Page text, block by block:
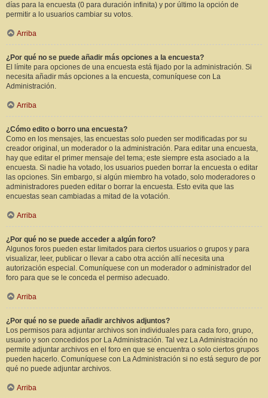
días para la encuesta (0 para duración infinita) y por último la opción de
permitir a lo usuarios cambiar su votos.
Arriba
¿Por qué no se puede añadir más opciones a la encuesta?
El límite para opciones de una encuesta está fijado por la administración. Si
necesita añadir más opciones a la encuesta, comuníquese con La
Administración.
Arriba
¿Cómo edito o borro una encuesta?
Como en los mensajes, las encuestas solo pueden ser modificadas por su
creador original, un moderador o la administración. Para editar una encuesta,
hay que editar el primer mensaje del tema; este siempre esta asociado a la
encuesta. Si nadie ha votado, los usuarios pueden borrar la encuesta o editar
las opciones. Sin embargo, si algún miembro ha votado, solo moderadores o
administradores pueden editar o borrar la encuesta. Esto evita que las
encuestas sean cambiadas a mitad de la votación.
Arriba
¿Por qué no se puede acceder a algún foro?
Algunos foros pueden estar limitados para ciertos usuarios o grupos y para
visualizar, leer, publicar o llevar a cabo otra acción allí necesita una
autorización especial. Comuníquese con un moderador o administrador del
foro para que se le conceda el permiso adecuado.
Arriba
¿Por qué no se puede añadir archivos adjuntos?
Los permisos para adjuntar archivos son individuales para cada foro, grupo,
usuario y son concedidos por La Administración. Tal vez La Administración no
permite adjuntar archivos en el foro en que se encuentra o solo ciertos grupos
pueden hacerlo. Comuníquese con La Administración si no está seguro de por
qué no puede adjuntar archivos.
Arriba